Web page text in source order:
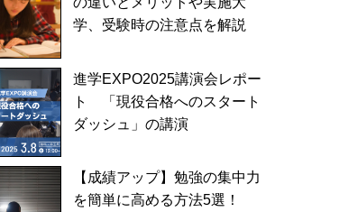
学、受験時の注意点を解説
進学EXPO2025講演会レポー
ト 「現役合格へのスタート
ダッシュ」の講演
【成績アップ】勉強の集中力
を簡単に高める方法5選！